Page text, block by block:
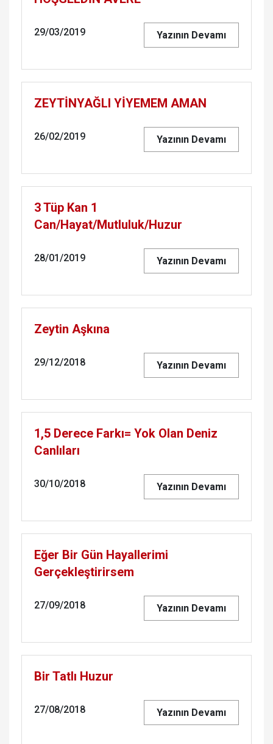
29/03/2019 Yazının Devamı
ZEYTİNYAĞLI YİYEMEM AMAN
26/02/2019 Yazının Devamı
3 Tüp Kan 1
Can/Hayat/Mutluluk/Huzur
28/01/2019 Yazının Devamı
Zeytin Aşkına
29/12/2018 Yazının Devamı
1,5 Derece Farkı= Yok Olan Deniz
Canlıları
30/10/2018 Yazının Devamı
Eğer Bir Gün Hayallerimi
Gerçekleştirirsem
27/09/2018 Yazının Devamı
Bir Tatlı Huzur
27/08/2018 Yazının Devamı